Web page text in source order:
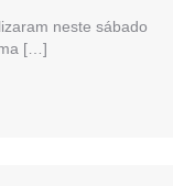
neste sábado
[…]